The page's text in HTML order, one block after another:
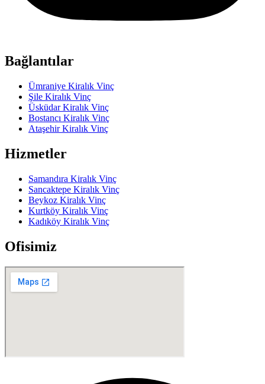
Bağlantılar
Ümraniye Kiralık Vinç
Şile Kiralık Vinç
Üsküdar Kiralık Vinç
Bostancı Kiralık Vinç
Ataşehir Kiralık Vinç
Hizmetler
Samandıra Kiralık Vinç
Sancaktepe Kiralık Vinç
Beykoz Kiralık Vinç
Kurtköy Kiralık Vinç
Kadıköy Kiralık Vinç
Ofisimiz